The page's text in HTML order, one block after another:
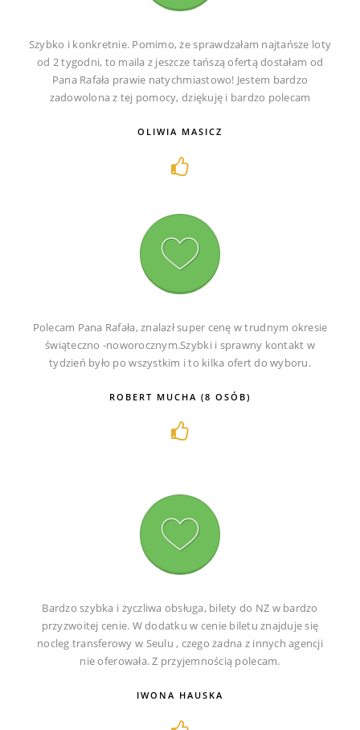
Szybko i konkretnie. Pomimo, że sprawdzałam najtańsze loty
od 2 tygodni, to maila z jeszcze tańszą ofertą dostałam od
Pana Rafała prawie natychmiastowo! Jestem bardzo
zadowolona z tej pomocy, dziękuję i bardzo polecam
OLIWIA MASICZ
Polecam Pana Rafała, znalazł super cenę w trudnym okresie
świąteczno -noworocznym.Szybki i sprawny kontakt w
tydzień było po wszystkim i to kilka ofert do wyboru.
ROBERT MUCHA (8 OSÓB)
Bardzo szybka i życzliwa obsługa, bilety do NZ w bardzo
przyzwoitej cenie. W dodatku w cenie biletu znajduje się
nocleg transferowy w Seulu , czego żadna z innych agencji
nie oferowała. Z przyjemnością polecam.
IWONA HAUSKA